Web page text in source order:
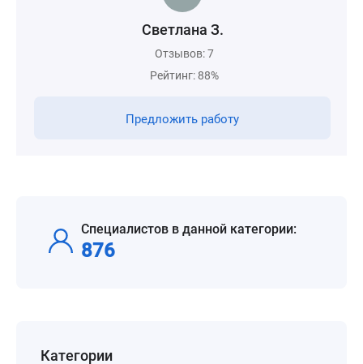
Светлана З.
Отзывов: 7
Рейтинг: 88%
Предложить работу
Специалистов в данной категории:
876
Категории